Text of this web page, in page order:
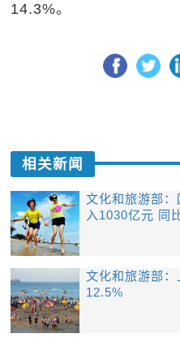
14.3%。
相关新闻
文化和旅游部
入1030亿元 同
文化和旅游部
12.5%